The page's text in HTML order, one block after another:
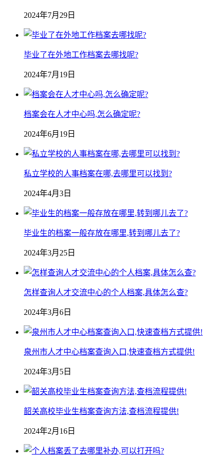
2024年7月29日
毕业了在外地工作档案去哪找呢?
2024年7月19日
档案会在人才中心吗,怎么确定呢?
2024年6月19日
私立学校的人事档案在哪,去哪里可以找到?
2024年4月3日
毕业生的档案一般存放在哪里,转到哪儿去了?
2024年3月25日
怎样查询人才交流中心的个人档案,具体怎么查?
2024年3月6日
泉州市人才中心档案查询入口,快速查档方式提供!
2024年3月5日
韶关高校毕业生档案查询方法,查档流程提供!
2024年2月16日